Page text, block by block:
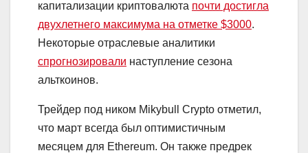
капитализации криптовалюта почти достигла
двухлетнего максимума на отметке $3000.
Некоторые отраслевые аналитики
спрогнозировали наступление сезона
альткоинов.
Трейдер под ником Mikybull Crypto отметил,
что март всегда был оптимистичным
месяцем для Ethereum. Он также предрек